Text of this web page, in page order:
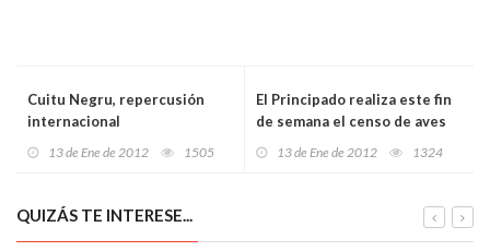
Cuitu Negru, repercusión
internacional
13 de Ene de 2012 1505
El Principado realiza este fin
de semana el censo de aves
13 de Ene de 2012 1324
QUIZÁS TE INTERESE...